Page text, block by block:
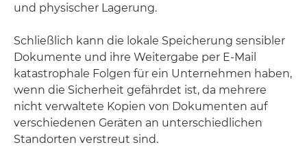
und physischer Lagerung.
Schließlich kann die lokale Speicherung sensibler
Dokumente und ihre Weitergabe per E-Mail
katastrophale Folgen für ein Unternehmen haben,
wenn die Sicherheit gefährdet ist, da mehrere
nicht verwaltete Kopien von Dokumenten auf
verschiedenen Geräten an unterschiedlichen
Standorten verstreut sind.